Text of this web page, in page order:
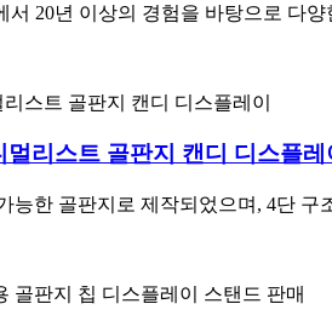
서 20년 이상의 경험을 바탕으로 다
리스트 골판지 캔디 디스플레
능한 골판지로 제작되었으며, 4단